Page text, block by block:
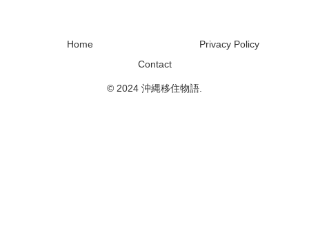
Home
Privacy Policy
Contact
© 2024 沖縄移住物語.